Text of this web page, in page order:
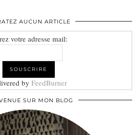
AUCUN ARTICLE
votre adresse mail:
by FeedBurner
SUR MON BLOG